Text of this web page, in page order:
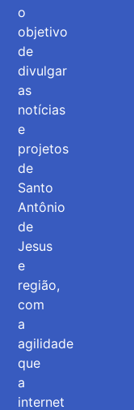
o
objetivo
de
divulgar
as
notícias
e
projetos
de
Santo
Antônio
de
Jesus
e
região,
com
a
agilidade
que
a
internet